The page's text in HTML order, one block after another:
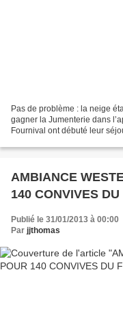
Pas de problème : la neige
gagner la Jumenterie dans
Fournival ont débuté leur
AMBIANCE
140 CONVIVES DU
Publié le 31/01/2013 à 00:00
Par jjthomas